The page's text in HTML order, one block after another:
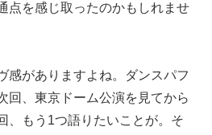
点を感じ取ったのかもしれませ
感がありますよね。ダンスパフ
回、東京ドーム公演を見てから
もう1つ語りたいことが。そ